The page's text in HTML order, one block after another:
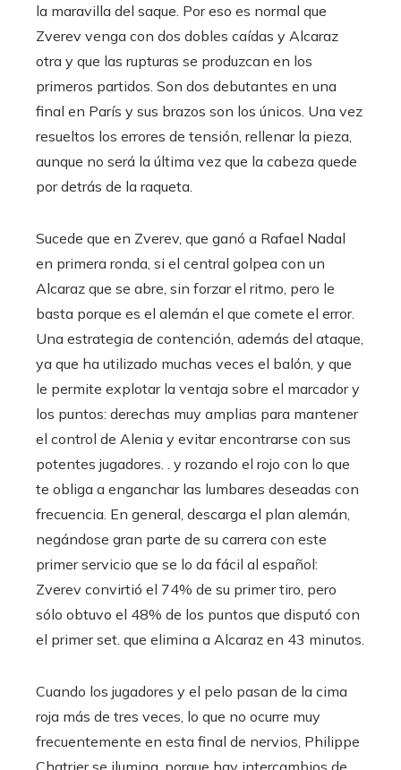
la maravilla del saque. Por eso es normal que
Zverev venga con dos dobles caídas y Alcaraz
otra y que las rupturas se produzcan en los
primeros partidos. Son dos debutantes en una
final en París y sus brazos son los únicos. Una vez
resueltos los errores de tensión, rellenar la pieza,
aunque no será la última vez que la cabeza quede
por detrás de la raqueta.
Sucede que en Zverev, que ganó a Rafael Nadal
en primera ronda, si el central golpea con un
Alcaraz que se abre, sin forzar el ritmo, pero le
basta porque es el alemán el que comete el error.
Una estrategia de contención, además del ataque,
ya que ha utilizado muchas veces el balón, y que
le permite explotar la ventaja sobre el marcador y
los puntos: derechas muy amplias para mantener
el control de Alenia y evitar encontrarse con sus
potentes jugadores. . y rozando el rojo con lo que
te obliga a enganchar las lumbares deseadas con
frecuencia. En general, descarga el plan alemán,
negándose gran parte de su carrera con este
primer servicio que se lo da fácil al español:
Zverev convirtió el 74% de su primer tiro, pero
sólo obtuvo el 48% de los puntos que disputó con
el primer set. que elimina a Alcaraz en 43 minutos.
Cuando los jugadores y el pelo pasan de la cima
roja más de tres veces, lo que no ocurre muy
frecuentemente en esta final de nervios, Philippe
Chatrier se ilumina, porque hay intercambios de